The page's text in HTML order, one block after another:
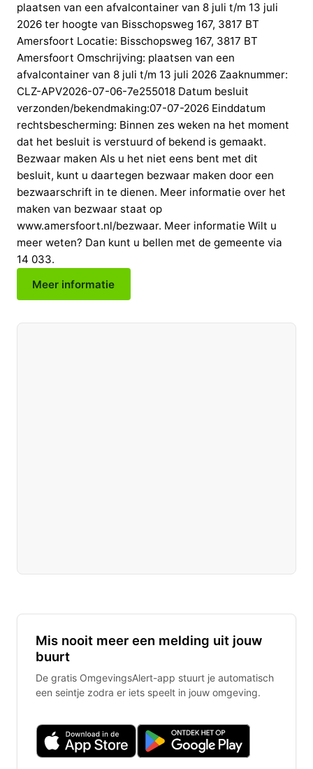
plaatsen van een afvalcontainer van 8 juli t/m 13 juli
2026 ter hoogte van Bisschopsweg 167, 3817 BT
Amersfoort Locatie: Bisschopsweg 167, 3817 BT
Amersfoort Omschrijving: plaatsen van een
afvalcontainer van 8 juli t/m 13 juli 2026 Zaaknummer:
CLZ-APV2026-07-06-7e255018 Datum besluit
verzonden/bekendmaking:07-07-2026 Einddatum
rechtsbescherming: Binnen zes weken na het moment
dat het besluit is verstuurd of bekend is gemaakt.
Bezwaar maken Als u het niet eens bent met dit
besluit, kunt u daartegen bezwaar maken door een
bezwaarschrift in te dienen. Meer informatie over het
maken van bezwaar staat op
www.amersfoort.nl/bezwaar. Meer informatie Wilt u
meer weten? Dan kunt u bellen met de gemeente via
14 033.
Meer informatie
Mis nooit meer een melding uit jouw
buurt
De gratis OmgevingsAlert-app stuurt je automatisch
een seintje zodra er iets speelt in jouw omgeving.